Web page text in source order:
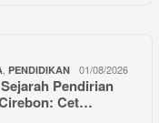
PENDIDIKAN 01/08/2026
Pendirian
Cet…